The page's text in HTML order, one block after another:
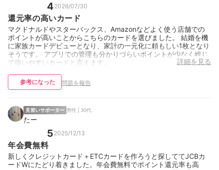
4 2026/07/30
還元率の高いカード
マクドナルドやスターバックス、Amazonなどよく使う店舗での
ポイントが高いことからこちらのカードを選びました。 結婚を機
に家族カードデビューとなり、家計の一元化に頼もしい1枚となり
そうです。 アプリでの管理も分かりづらいポイントが少なく総じ
て扱いやすいカードと言えます。
詳細を見る
参考になった 問題を報告
見習いサポーター 男性 | 30代
たー
5 2025/12/13
年会費無料
新しくクレジットカード＋ETCカードを作ろうと探しててJCBカ
ードWにたどり着きました。年会費無料でポイント還元率も高